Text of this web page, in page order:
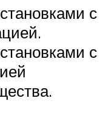
с
с